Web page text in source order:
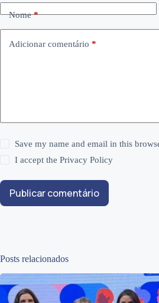
Nome*
Adicionar comentário *
Save my name and email in this
I accept thePrivacy Policy
Publicar comentário
Posts relacionados